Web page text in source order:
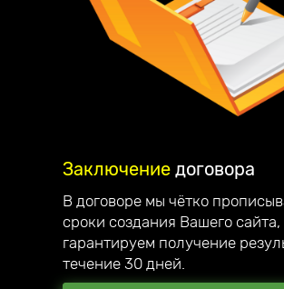
Заключение договора
В договоре мы чётко
сроки создания Вашего
гарантируем получение
течение 30 дней.